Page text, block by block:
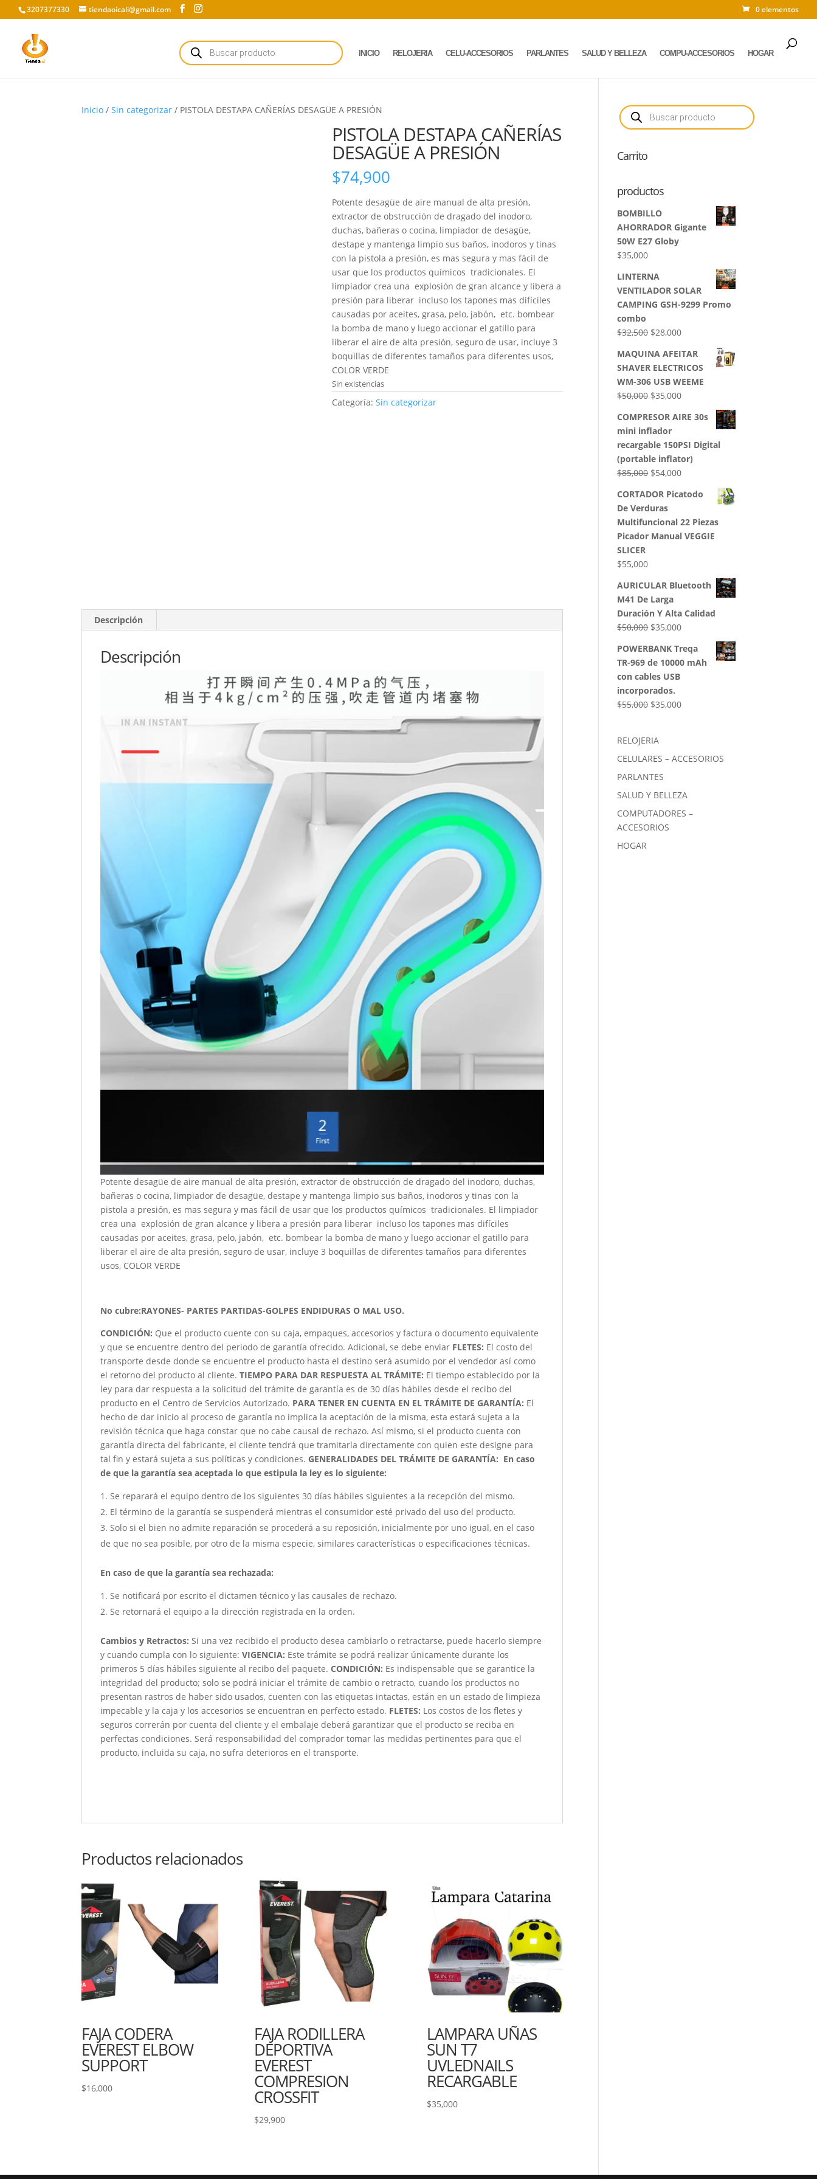
3207377330 tiendaoicali@gmail.com 0 elementos
Búsqueda
de
productos
INICIO RELOJERIA CELU-ACCESORIOS PARLANTES SALUD Y BELLEZA COMPU-ACCESORIOS HOGAR
Inicio /Sin categorizar / PISTOLA DESTAPA CAÑERÍAS DESAGÜE A PRESIÓN
PISTOLA DESTAPA CAÑERÍAS
DESAGÜE A PRESIÓN
$74,900
Potente desagüe de aire manual de alta presión,
extractor de obstrucción de dragado del inodoro,
duchas, bañeras o cocina, limpiador de desagüe,
destape y mantenga limpio sus baños, inodoros y tinas
con la pistola a presión, es mas segura y mas fácil de
usar que los productos químicos tradicionales. El
limpiador crea una explosión de gran alcance y libera a
presión para liberar incluso los tapones mas difíciles
causadas por aceites, grasa, pelo, jabón, etc. bombear
la bomba de mano y luego accionar el gatillo para
liberar el aire de alta presión, seguro de usar, incluye 3
boquillas de diferentes tamaños para diferentes usos,
COLOR VERDE
Sin existencias
Categoría:Sin categorizar
Descripción
Descripción
Potente desagüe de aire manual de alta presión, extractor de obstrucción de dragado del inodoro, duchas,
bañeras o cocina, limpiador de desagüe, destape y mantenga limpio sus baños, inodoros y tinas con la
pistola a presión, es mas segura y mas fácil de usar que los productos químicos tradicionales. El limpiador
crea una explosión de gran alcance y libera a presión para liberar incluso los tapones mas difíciles
causadas por aceites, grasa, pelo, jabón, etc. bombear la bomba de mano y luego accionar el gatillo para
liberar el aire de alta presión, seguro de usar, incluye 3 boquillas de diferentes tamaños para diferentes
usos, COLOR VERDE
No cubre:RAYONES- PARTES PARTIDAS-GOLPES ENDIDURAS O MAL USO.
CONDICIÓN: Que el producto cuente con su caja, empaques, accesorios y factura o documento equivalente
y que se encuentre dentro del periodo de garantía ofrecido. Adicional, se debe enviar FLETES: El costo del
transporte desde donde se encuentre el producto hasta el destino será asumido por el vendedor así como
el retorno del producto al cliente.TIEMPO PARA DAR RESPUESTA AL TRÁMITE: El tiempo establecido por la
ley para dar respuesta a la solicitud del trámite de garantía es de 30 días hábiles desde el recibo del
producto en el Centro de Servicios Autorizado. PARA TENER EN CUENTA EN EL TRÁMITE DE GARANTÍA: El
hecho de dar inicio al proceso de garantía no implica la aceptación de la misma, esta estará sujeta a la
revisión técnica que haga constar que no cabe causal de rechazo. Así mismo, si el producto cuenta con
garantía directa del fabricante, el cliente tendrá que tramitarla directamente con quien este designe para
tal fin y estará sujeta a sus políticas y condiciones.GENERALIDADES DEL TRÁMITE DE GARANTÍA: En caso
de que la garantía sea aceptada lo que estipula la ley es lo siguiente:
Se reparará el equipo dentro de los siguientes 30 días hábiles siguientes a la recepción del mismo.
El término de la garantía se suspenderá mientras el consumidor esté privado del uso del producto.
Solo si el bien no admite reparación se procederá a su reposición, inicialmente por uno igual, en el caso
de que no sea posible, por otro de la misma especie, similares características o especificaciones técnicas.
En caso de que la garantía sea rechazada:
Se notificará por escrito el dictamen técnico y las causales de rechazo.
Se retornará el equipo a la dirección registrada en la orden.
Cambios y Retractos: Si una vez recibido el producto desea cambiarlo o retractarse, puede hacerlo siempre
y cuando cumpla con lo siguiente:VIGENCIA: Este trámite se podrá realizar únicamente durante los
primeros 5 días hábiles siguiente al recibo del paquete.CONDICIÓN: Es indispensable que se garantice la
integridad del producto; solo se podrá iniciar el trámite de cambio o retracto, cuando los productos no
presentan rastros de haber sido usados, cuenten con las etiquetas intactas, están en un estado de limpieza
impecable y la caja y los accesorios se encuentran en perfecto estado. FLETES: Los costos de los fletes y
seguros correrán por cuenta del cliente y el embalaje deberá garantizar que el producto se reciba en
perfectas condiciones. Será responsabilidad del comprador tomar las medidas pertinentes para que el
producto, incluida su caja, no sufra deterioros en el transporte.
Productos relacionados
FAJA CODERA
EVEREST ELBOW
SUPPORT
$16,000
FAJA RODILLERA
DEPORTIVA
EVEREST
COMPRESION
CROSSFIT
$29,900
LAMPARA UÑAS
SUN T7
UVLEDNAILS
RECARGABLE
$35,000
Búsqueda
de
productos
Carrito
productos
BOMBILLO
AHORRADOR Gigante
50W E27 Globy
$35,000
LINTERNA
VENTILADOR SOLAR
CAMPING GSH-9299 Promo
combo
$32,500 El
original
era:
$32,500.
$28,000El
actual
es:
$28,000.
MAQUINA AFEITAR
SHAVER ELECTRICOS
WM-306 USB WEEME
$50,000 El
original
era:
$50,000.
$35,000El
actual
$35,000.
COMPRESOR AIRE 30s
mini inflador
recargable 150PSI Digital
(portable inflator)
$85,000 El
original
era:
$85,000.
$54,000El
actual
$54,000.
CORTADOR Picatodo
De Verduras
Multifuncional 22 Piezas
Picador Manual VEGGIE
SLICER
$55,000
AURICULAR Bluetooth
M41 De Larga
Duración Y Alta Calidad
$50,000 El
original
era:
$50,000.
$35,000El
actual
es:
POWERBANK Treqa
TR-969 de 10000 mAh
con cables USB
incorporados.
$55,000 El
era:
$55,000.
$35,000El
$35,000.
RELOJERIA
CELULARES – ACCESORIOS
PARLANTES
SALUD Y BELLEZA
COMPUTADORES –
ACCESORIOS
HOGAR